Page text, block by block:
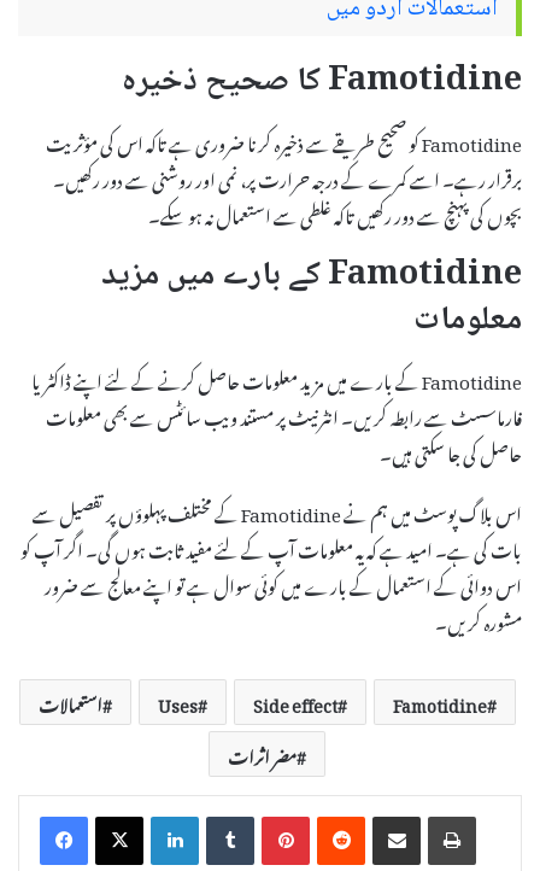
استعمالات اردو میں
Famotidine کا صحیح ذخیرہ
Famotidine کو صحیح طریقے سے ذخیرہ کرنا ضروری ہے تاکہ اس کی مؤثریت
برقرار رہے۔ اسے کمرے کے درجہ حرارت پر، نمی اور روشنی سے دور رکھیں۔
بچوں کی پہنچ سے دور رکھیں تاکہ غلطی سے استعمال نہ ہو سکے۔
Famotidine کے بارے میں مزید
معلومات
Famotidine کے بارے میں مزید معلومات حاصل کرنے کے لئے اپنے ڈاکٹر یا
فارماسسٹ سے رابطہ کریں۔ انٹرنیٹ پر مستند ویب سائٹس سے بھی معلومات
حاصل کی جا سکتی ہیں۔
اس بلاگ پوسٹ میں ہم نے Famotidine کے مختلف پہلوؤں پر تفصیل سے
بات کی ہے۔ امید ہے کہ یہ معلومات آپ کے لئے مفید ثابت ہوں گی۔ اگر آپ کو
اس دوائی کے استعمال کے بارے میں کوئی سوال ہے تو اپنے معالج سے ضرور
مشورہ کریں۔
Famotidine
Side effect
Uses
استعمالات
مضر اثرات
LinkedInTumblrPinterestReddit Share via Email Print